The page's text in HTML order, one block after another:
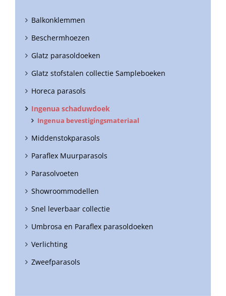
Balkonklemmen
Beschermhoezen
Glatz parasoldoeken
Glatz stofstalen collectie Sampleboeken
Horeca parasols
Ingenua schaduwdoek
Ingenua bevestigingsmateriaal
Middenstokparasols
Paraflex Muurparasols
Parasolvoeten
Showroommodellen
Snel leverbaar collectie
Umbrosa en Paraflex parasoldoeken
Verlichting
Zweefparasols